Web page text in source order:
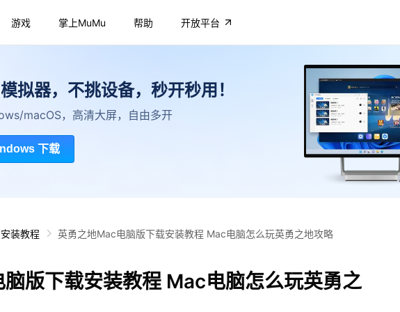
游戏 掌上MuMu 帮助 开放平台
拟器，不挑设备，秒开秒用！
macOS，高清大屏，自由多开
下载
安装教程 英勇之地Mac电脑版下载安装教程 Mac电脑怎么玩英勇之地攻略
版下载安装教程 Mac电脑怎么玩英勇之